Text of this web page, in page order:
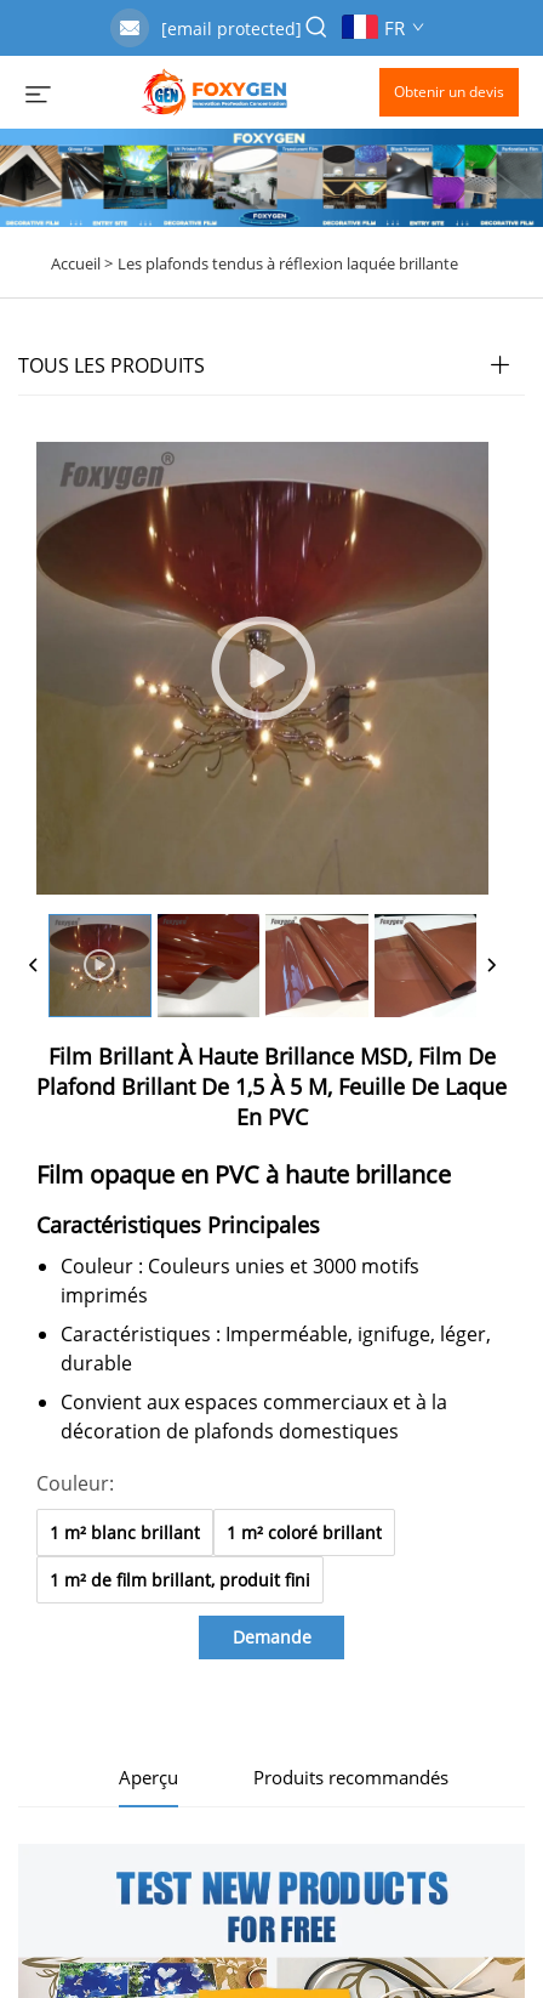
[email protected] FR
Obtenir un devis
Accueil > Les plafonds tendus à réflexion laquée brillante
TOUS LES PRODUITS
Film Brillant À Haute Brillance MSD, Film De
Plafond Brillant De 1,5 À 5 M, Feuille De Laque
En PVC
Film opaque en PVC à haute brillance
Caractéristiques Principales
Couleur : Couleurs unies et 3000 motifs
imprimés
Caractéristiques : Imperméable, ignifuge, léger,
durable
Convient aux espaces commerciaux et à la
décoration de plafonds domestiques
Couleur:
1 m² blanc brillant 1 m² coloré brillant
1 m² de film brillant, produit fini
Demande
Aperçu Produits recommandés